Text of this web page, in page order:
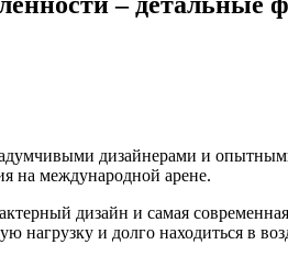
дизайнерами и
на международной арене.
дизайн и самая современная
и долго находиться в